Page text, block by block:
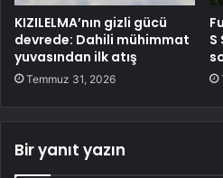
KIZILELMA’nın gizli gücü
devrede: Dahili mühimmat
yuvasından ilk atış
Temmuz 31, 2026
S
Bir yanıt yazın